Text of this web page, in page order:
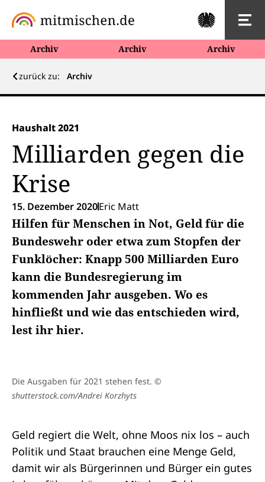
Archiv Archiv Archiv
zurück zu: Archiv
Haushalt 2021
Milliarden gegen die
Krise
15. Dezember 2020Eric Matt
Hilfen für Menschen in Not, Geld für die
Bundeswehr oder etwa zum Stopfen der
Funklöcher: Knapp 500 Milliarden Euro
kann die Bundesregierung im
kommenden Jahr ausgeben. Wo es
hinfließt und wie das entschieden wird,
lest ihr hier.
Die Ausgaben für 2021 stehen fest. ©
shutterstock.com/Andrei Korzhyts
Geld regiert die Welt, ohne Moos nix los – auch
Politik und Staat brauchen eine Menge Geld,
damit wir als Bürgerinnen und Bürger ein gutes